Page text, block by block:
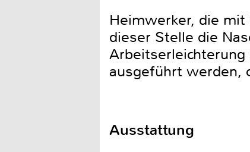
Heimwerker, die mit
dieser Stelle die
Arbeitserleichterung
ausgeführt werden,
Ausstattung